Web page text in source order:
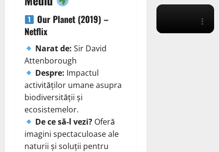
Our Planet (2019) –
Netflix
Narat de: Sir David
Attenborough
Despre: Impactul
activităților umane asupra
biodiversității și
ecosistemelor.
De ce să-l vezi? Oferă
imagini spectaculoase ale
naturii și soluții pentru